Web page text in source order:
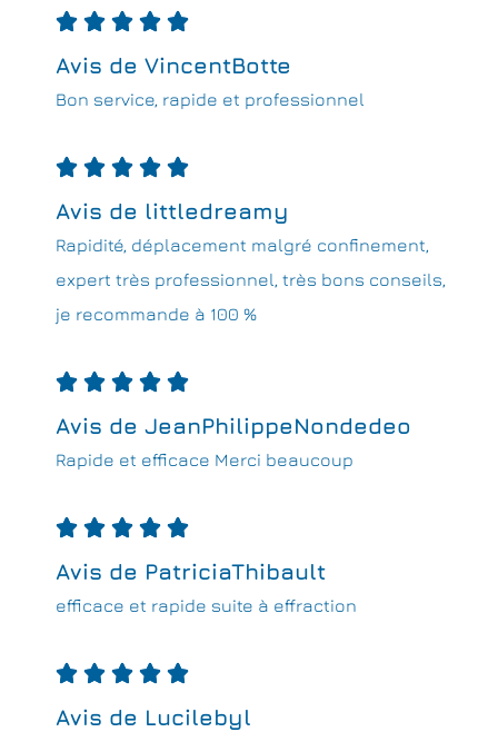
    
Avis de VincentBotte
Bon service, rapide et professionnel
    
Avis de littledreamy
Rapidité, déplacement malgré confinement,
expert très professionnel, très bons conseils,
je recommande à 100 %
    
Avis de JeanPhilippeNondedeo
Rapide et efficace Merci beaucoup
    
Avis de PatriciaThibault
efficace et rapide suite à effraction
    
Avis de Lucilebyl